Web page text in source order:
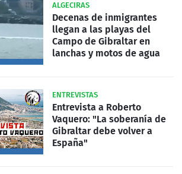
ALGECIRAS
Decenas de inmigrantes
llegan a las playas del
Campo de Gibraltar en
lanchas y motos de agua
ENTREVISTAS
Entrevista a Roberto
Vaquero: "La soberanía de
Gibraltar debe volver a
España"